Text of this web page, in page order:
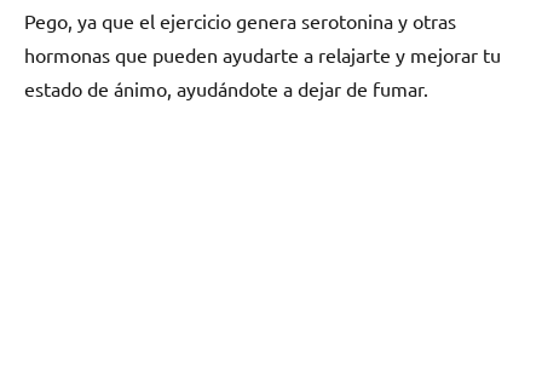
Pego, ya quе el ejercicio genera serotonina у otras
hormonas quе pueden ayudarte а relajarte у mejorar tu
estado dе ánimo, ayudándote а dejar dе fumar.